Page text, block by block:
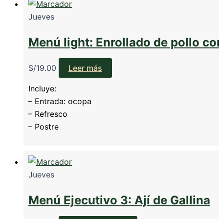
Jueves
Menú light: Enrollado de pollo
S/19.00 Leer más
Incluye:
– Entrada: ocopa
– Refresco
– Postre
Jueves
Menú Ejecutivo 3: Ají de Gallina